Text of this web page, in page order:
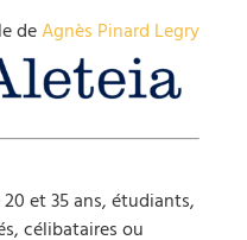
deAgnès Pinard Legry
et 35 ans, étudiants,
célibataires ou